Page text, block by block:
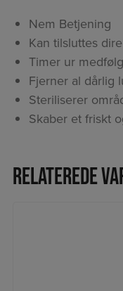
Nem Betjening
Kan tilsluttes
Timer ur
Fjerner al dårlig
Steriliserer
Skaber et friskt
Relaterede